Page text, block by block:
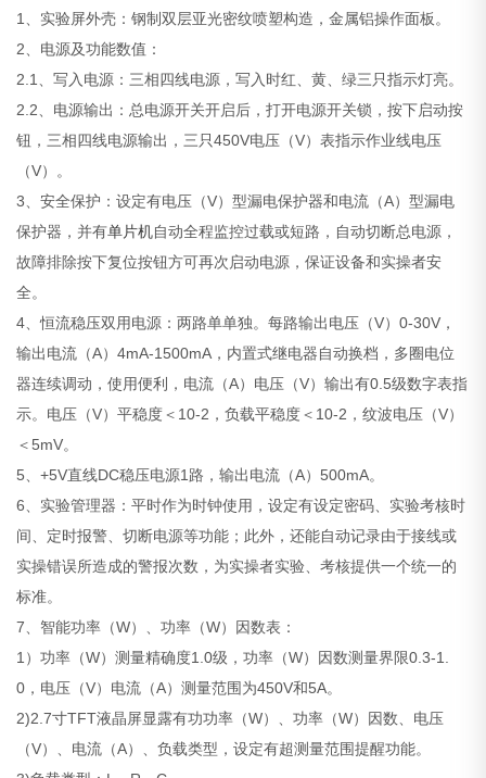
1、实验屏外壳：钢制双层亚光密纹喷塑构造，金属铝操作面板。
2、电源及功能数值：
2.1、写入电源：三相四线电源，写入时红、黄、绿三只指示灯亮。
2.2、电源输出：总电源开关开启后，打开电源开关锁，按下启动按
钮，三相四线电源输出，三只450V电压（V）表指示作业线电压
（V）。
3、安全保护：设定有电压（V）型漏电保护器和电流（A）型漏电
保护器，并有单片机自动全程监控过载或短路，自动切断总电源，
故障排除按下复位按钮方可再次启动电源，保证设备和实操者安
全。
4、恒流稳压双用电源：两路单单独。每路输出电压（V）0-30V，
输出电流（A）4mA-1500mA，内置式继电器自动换档，多圈电位
器连续调动，使用便利，电流（A）电压（V）输出有0.5级数字表指
示。电压（V）平稳度＜10-2，负载平稳度＜10-2，纹波电压（V）
＜5mV。
5、+5V直线DC稳压电源1路，输出电流（A）500mA。
6、实验管理器：平时作为时钟使用，设定有设定密码、实验考核时
间、定时报警、切断电源等功能；此外，还能自动记录由于接线或
实操错误所造成的警报次数，为实操者实验、考核提供一个统一的
标准。
7、智能功率（W）、功率（W）因数表：
1）功率（W）测量精确度1.0级，功率（W）因数测量界限0.3-1.
0，电压（V）电流（A）测量范围为450V和5A。
2)2.7寸TFT液晶屏显露有功功率（W）、功率（W）因数、电压
（V）、电流（A）、负载类型，设定有超测量范围提醒功能。